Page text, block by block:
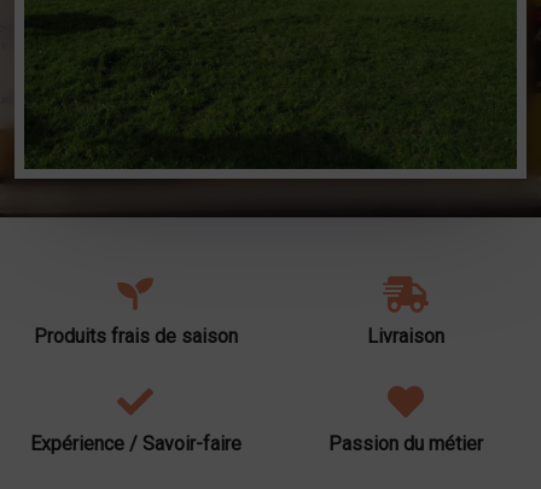
Produits frais de saison Livraison
Expérience / Savoir-faire Passion du métier